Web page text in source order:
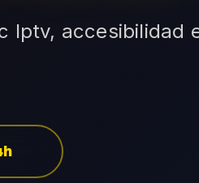
Iptv, accesibilidad